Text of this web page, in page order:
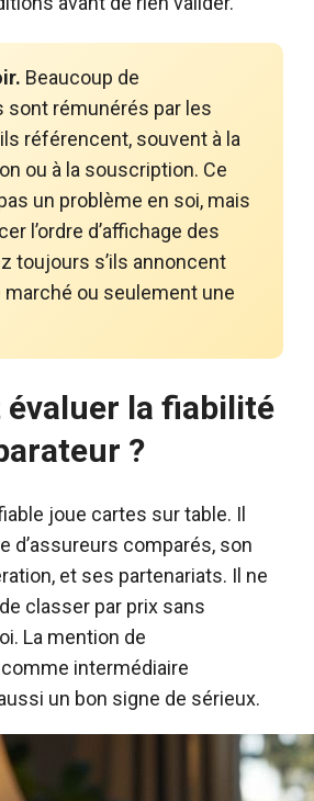
Beaucoup de
sont rémunérés par les
référencent, souvent à la
ou à la souscription. Ce
un problème en soi, mais
l’ordre d’affichage des
toujours s’ils annoncent
ou seulement une
évaluer la fiabilité
?
joue cartes sur table. Il
d’assureurs comparés, son
et ses partenariats. Il ne
classer par prix sans
La mention de
comme intermédiaire
un bon signe de sérieux.